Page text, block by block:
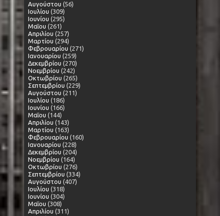
Αυγούστου (56)
Ιουλίου (309)
Ιουνίου (295)
Μαΐου (261)
Απριλίου (257)
Μαρτίου (294)
Φεβρουαρίου (271)
Ιανουαρίου (259)
Δεκεμβρίου (270)
Νοεμβρίου (242)
Οκτωβρίου (265)
Σεπτεμβρίου (229)
Αυγούστου (211)
Ιουλίου (186)
Ιουνίου (166)
Μαΐου (144)
Απριλίου (143)
Μαρτίου (163)
Φεβρουαρίου (160)
Ιανουαρίου (228)
Δεκεμβρίου (204)
Νοεμβρίου (164)
Οκτωβρίου (276)
Σεπτεμβρίου (334)
Αυγούστου (407)
Ιουλίου (318)
Ιουνίου (304)
Μαΐου (308)
Απριλίου (311)